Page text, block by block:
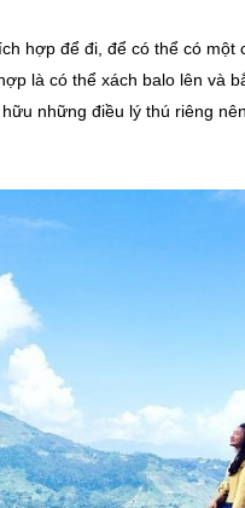
hợp để đi, để có thể có một
là có thể xách balo lên và
những điều lý thú riêng